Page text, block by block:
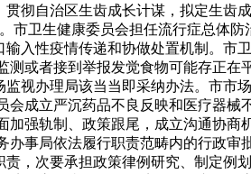
彻自治区生齿成长计谋，拟定生
卫生健康委员会担任流行症总体
入性疫情传递和协做处置机制。市
或者接到举报发觉食物可能存正
视办理局该当当即采纳办法。市
成立严沉药品不良反映和医疗器
强轨制、政策跟尾，成立沟通协
事局依法履行职责范畴内的行政
，次要承担政策律例研究、制定